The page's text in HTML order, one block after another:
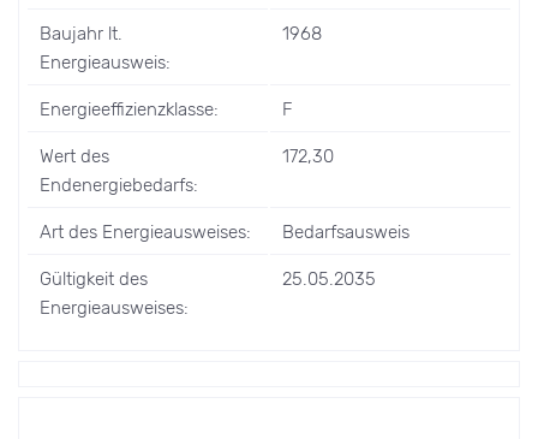
Baujahr lt.
Energieausweis:
1968
Energieeffizienzklasse: F
Wert des
Endenergiebedarfs:
172,30
Art des Energieausweises: Bedarfsausweis
Gültigkeit des
Energieausweises:
25.05.2035